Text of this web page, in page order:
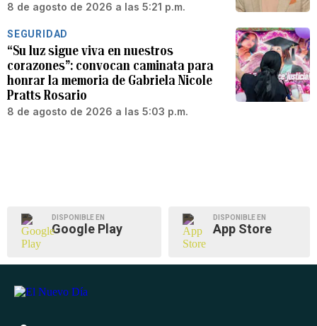
8 de agosto de 2026 a las 5:21 p.m.
SEGURIDAD
“Su luz sigue viva en nuestros
corazones”: convocan caminata para
honrar la memoria de Gabriela Nicole
Pratts Rosario
8 de agosto de 2026 a las 5:03 p.m.
DISPONIBLE EN
Google Play
DISPONIBLE EN
App Store